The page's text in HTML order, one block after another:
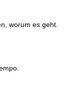
worum es geht.